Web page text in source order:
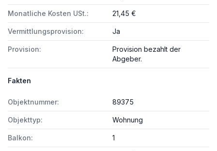
Monatliche Kosten USt.: 21,45 €
Vermittlungsprovision: Ja
Provision:
Provision bezahlt der
Abgeber.
Fakten
Objektnummer: 89375
Objekttyp: Wohnung
Balkon: 1